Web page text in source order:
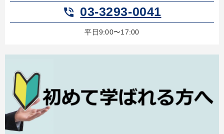
phone_in_talk 03-3293-0041
平日9:00〜17:00